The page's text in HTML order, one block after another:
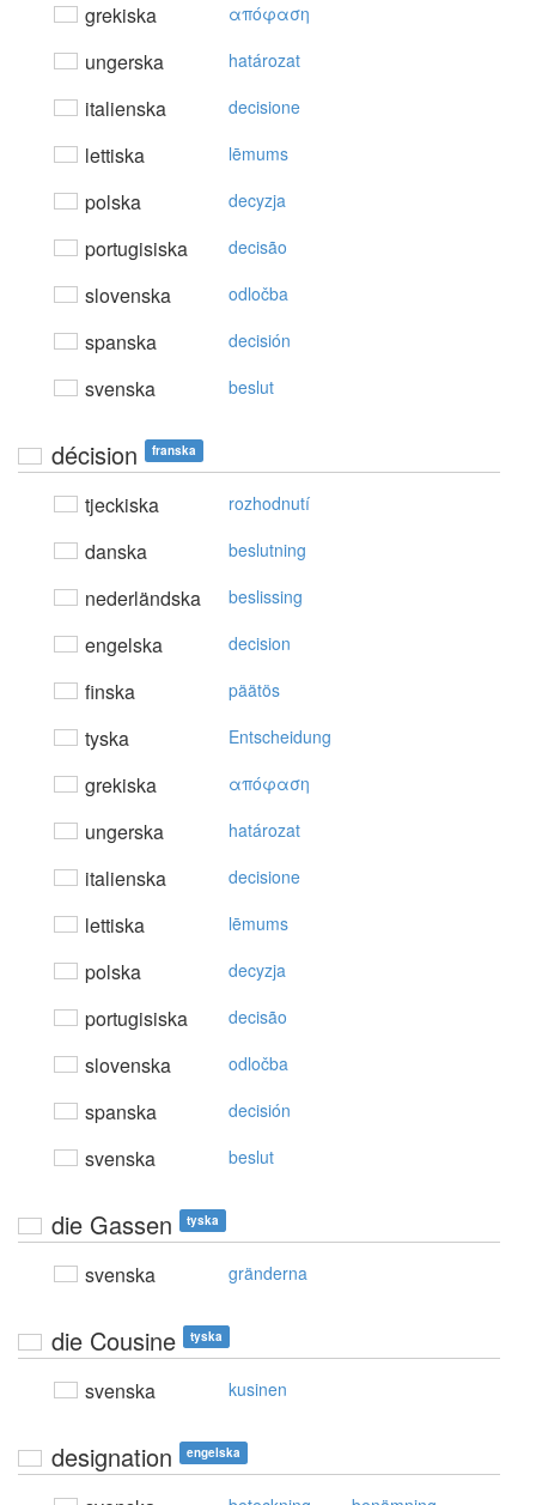
grekiska απόφαση
ungerska határozat
italienska decisione
lettiska lēmums
polska decyzja
portugisiska decisão
slovenska odločba
spanska decisión
svenska beslut
décision franska
tjeckiska rozhodnutí
danska beslutning
nederländska beslissing
engelska decision
finska päätös
tyska Entscheidung
grekiska απόφαση
ungerska határozat
italienska decisione
lettiska lēmums
polska decyzja
portugisiska decisão
slovenska odločba
spanska decisión
svenska beslut
die Gassen tyska
svenska gränderna
die Cousine tyska
svenska kusinen
designation engelska